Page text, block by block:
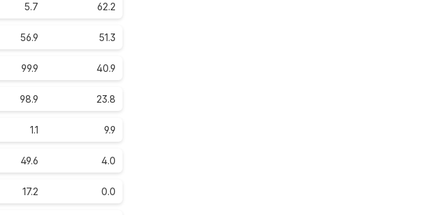
5.7 62.2
56.9 51.3
99.9 40.9
98.9 23.8
1.1 9.9
49.6 4.0
17.2 0.0